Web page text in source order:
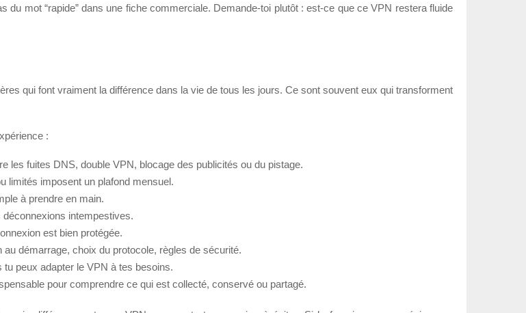
mot “rapide” dans une fiche commerciale. Demande-toi plutôt : est-ce que ce VPN restera fluide
qui font vraiment la différence dans la vie de tous les jours. Ce sont souvent eux qui transforment
:
les fuites DNS, double VPN, blocage des publicités ou du pistage.
limités imposent un plafond mensuel.
à prendre en main.
intempestives.
est bien protégée.
démarrage, choix du protocole, règles de sécurité.
tu peux adapter le VPN à tes besoins.
pour comprendre ce qui est collecté, conservé ou partagé.